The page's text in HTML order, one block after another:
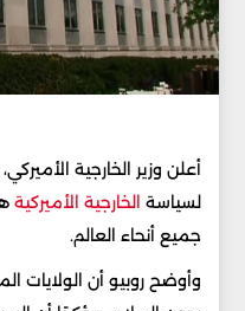
أعلن وزير الخارجية
لسياسة الخارجية الأميركية
جميع أنحاء العالم.
وأوضح روبيو أن الولايات